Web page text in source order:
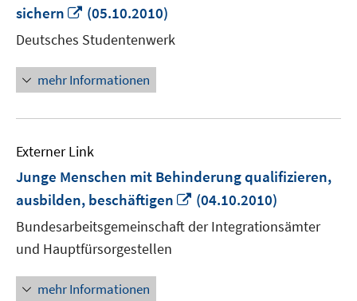
sichern
In
neuem
Fenster
öffnen
(05.10.2010)
Deutsches Studentenwerk
mehr Informationen
Externer Link
Junge Menschen mit Behinderung qualifizieren,
ausbilden, beschäftigen
In
neuem
Fenster
(04.10.2010)
Bundesarbeitsgemeinschaft der Integrationsämter
und Hauptfürsorgestellen
mehr Informationen